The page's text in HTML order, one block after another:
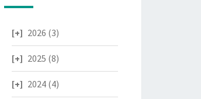
2026 (3)
2025 (8)
2024(4)